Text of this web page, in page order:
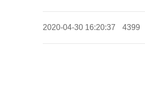
2020-04-30 16:20:37 4399